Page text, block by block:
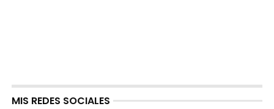
MIS REDES SOCIALES